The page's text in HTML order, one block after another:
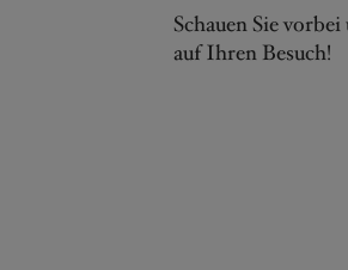
Schauen Sie
auf Ihren Besuch!